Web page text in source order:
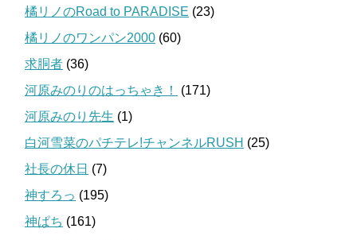
橘リノのRoad to PARADISE (23)
橘リノのワンパン2000 (60)
求胴者 (36)
河原みのりのはっちゃき！
(171)
河原みのり先生 (1)
白河雪菜のパチテレ!チャンネルRUSH (25)
社長の休日 (7)
神すろっ (195)
神ぱち (161)